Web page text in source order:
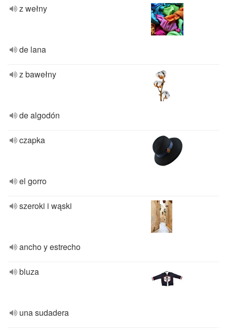
z wełny
de lana
z bawełny
de algodón
czapka
el gorro
szeroki i wąski
ancho y estrecho
bluza
una sudadera